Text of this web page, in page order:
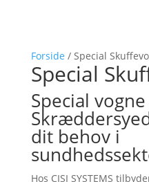
Forside / Special
Special
Special vogne
dit behov i
Hos CISI SYSTEMS